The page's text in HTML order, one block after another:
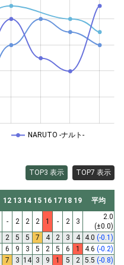
NARUTO -ナルト-
TOP3 表示 TOP7 表示
12 13 14 15 16 17 18 19 平均
- 2 2 2 1 - 2 3
2.0
(±0.0)
2 5 5 7 4 2 3 4 4.0 (-0.1)
6 9 3 5 2 5 6 1 4.6 (-0.2)
7 3 14 3 9 1 5 2 5.5 (-0.8)